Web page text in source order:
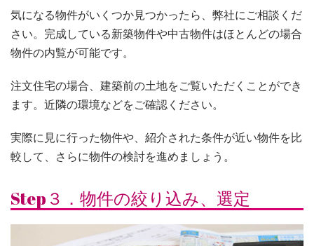
気になる物件がいくつか見つかったら、弊社にご相談くだ
さい。完成している新築物件や中古物件はほとんどの場合
物件の内覧が可能です。
注文住宅の場合、建築前の土地をご覧いただくことができ
ます。近隣の環境などをご確認ください。
実際に見に行った物件や、紹介された条件が近い物件を比
較して、さらに物件の検討を進めましょう。
Step３．物件の絞り込み、選定